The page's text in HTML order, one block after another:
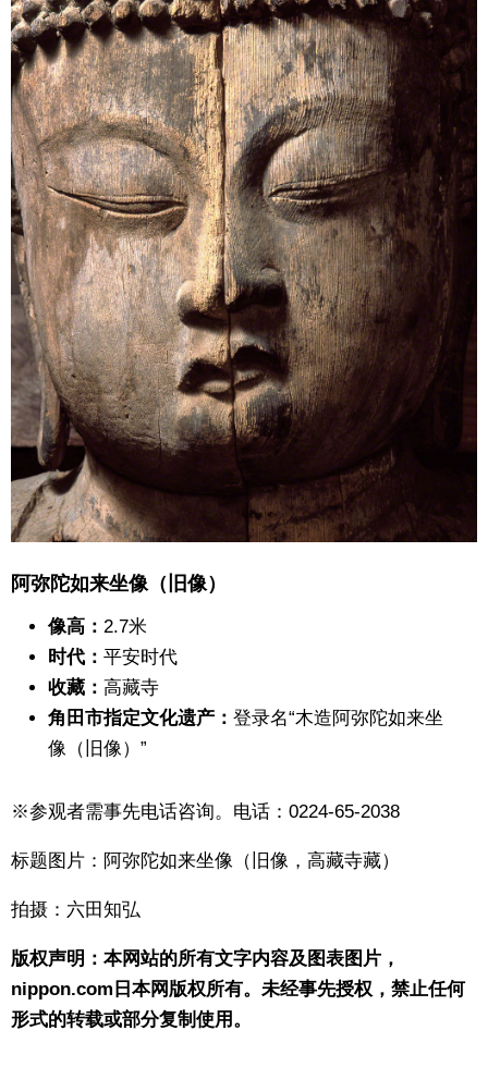
阿弥陀如来坐像（旧像）
像高： 2.7米
时代： 平安时代
收藏： 高藏寺
角田市指定文化遗产： 登录名“木造阿弥陀如来坐
像（旧像）”
※参观者需事先电话咨询。电话：0224-65-2038
标题图片：阿弥陀如来坐像（旧像，高藏寺藏）
拍摄：六田知弘
版权声明：本网站的所有文字内容及图表图片，
nippon.com日本网版权所有。未经事先授权，禁止任何
形式的转载或部分复制使用。